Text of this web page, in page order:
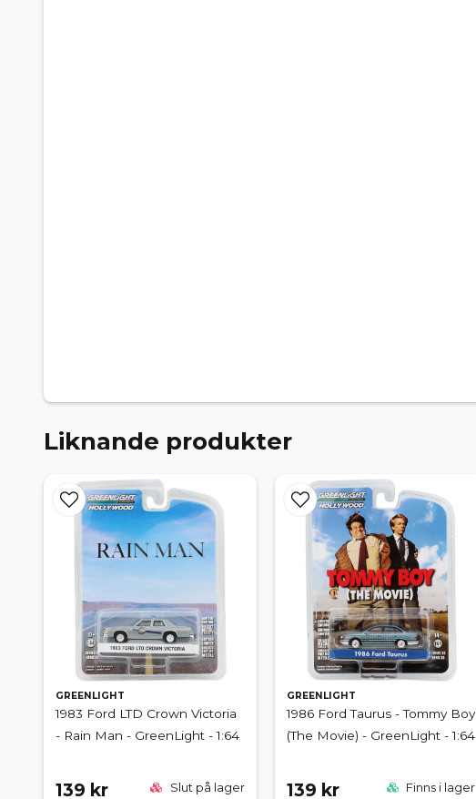
Liknande produkter
GREENLIGHT
1983 Ford LTD Crown Victoria
- Rain Man - GreenLight - 1:64
139 kr Slut på lager
GREENLIGHT
1986 Ford Taurus - Tommy Boy
(The Movie) - GreenLight - 1:64
139 kr Finns i lager